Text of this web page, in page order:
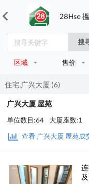
28Hse
搜
区域 售价
住宅,广兴大厦 (6)
广兴大厦 屋苑
单位数目:64 大厦座数:1
查看 广兴大厦 屋苑成